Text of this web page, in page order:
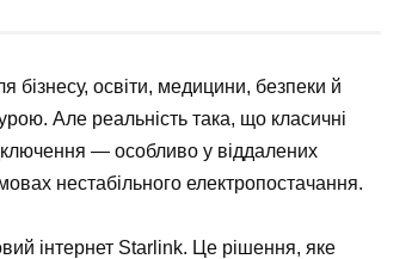
бізнесу, освіти, медицини, безпеки й
Але реальність така, що класичні
— особливо у віддалених
нестабільного електропостачання.
інтернет Starlink. Це рішення, яке